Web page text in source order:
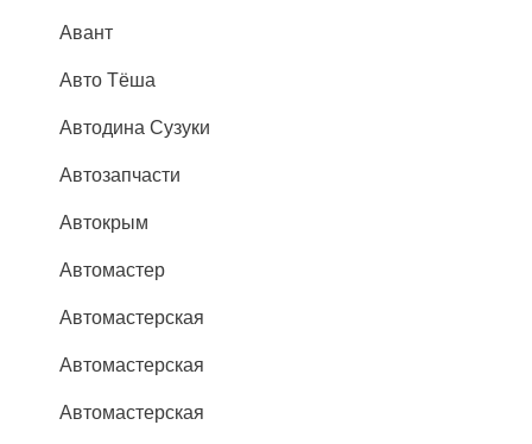
Авант
Авто Тёша
Автодина Сузуки
Автозапчасти
Автокрым
Автомастер
Автомастерская
Автомастерская
Автомастерская